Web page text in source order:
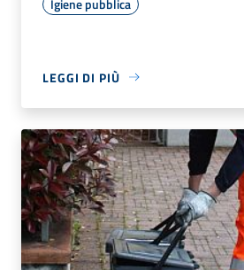
Igiene pubblica
LEGGI DI PIÙ